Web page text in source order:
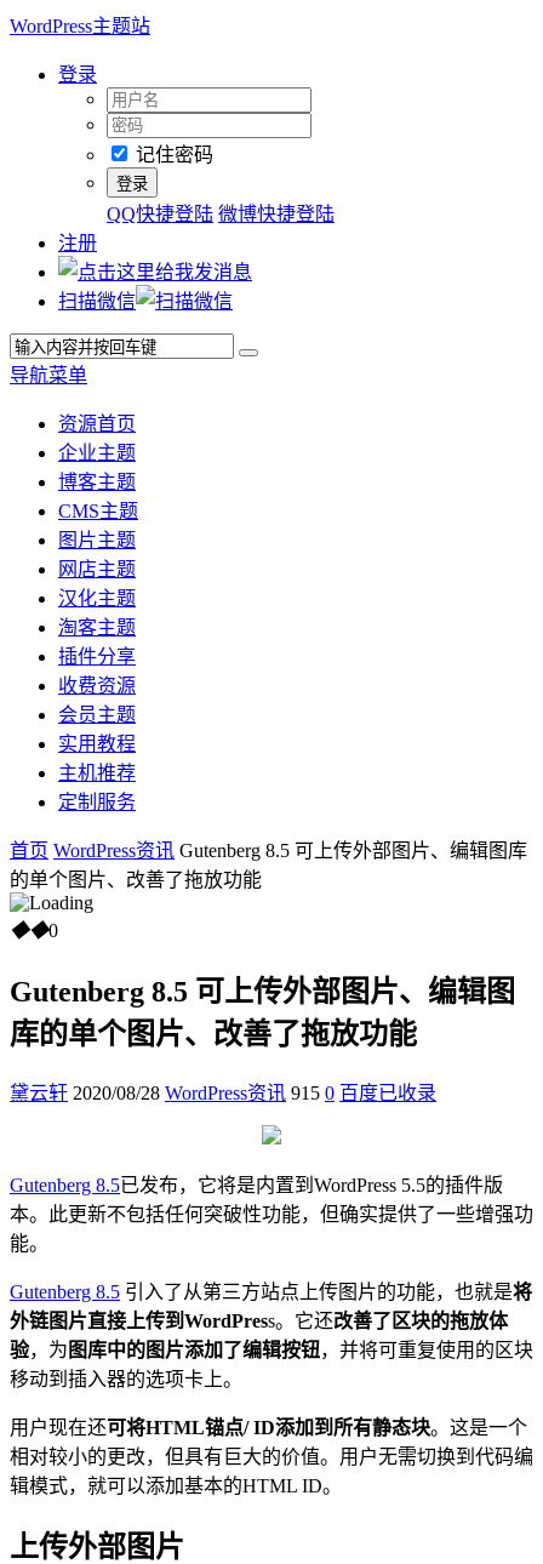
WordPress主题站
登录
记住密码
QQ快捷登陆 微博快捷登陆
注册
扫描微信
导航菜单
资源首页
企业主题
博客主题
CMS主题
图片主题
网店主题
汉化主题
淘客主题
插件分享
收费资源
会员主题
实用教程
主机推荐
定制服务
首页 WordPress资讯 Gutenberg 8.5 可上传外部图片、编辑图库
的单个图片、改善了拖放功能
◆◆0
Gutenberg 8.5 可上传外部图片、编辑图
库的单个图片、改善了拖放功能
黛云轩 2020/08/28 WordPress资讯 915 0 百度已收录
Gutenberg 8.5已发布，它将是内置到WordPress 5.5的插件版
本。此更新不包括任何突破性功能，但确实提供了一些增强功
能。
Gutenberg 8.5 引入了从第三方站点上传图片的功能，也就是将
外链图片直接上传到WordPress。它还改善了区块的拖放体
验，为 图库中的图片添加了编辑按钮，并将可重复使用的区块
移动到插入器的选项卡上。
用户现在还可将HTML锚点/ ID添加到所有静态块。这是一个
相对较小的更改，但具有巨大的价值。用户无需切换到代码编
辑模式，就可以添加基本的HTML ID。
上传外部图片